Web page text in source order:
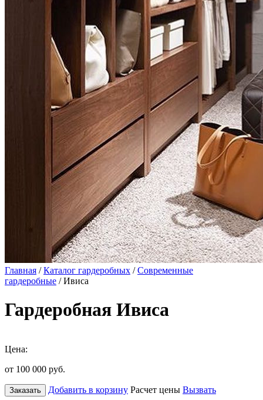
Главная /Каталог гардеробных /Современные
гардеробные / Ивиса
Гардеробная Ивиса
Цена:
от 100 000 руб.
Заказать Добавить в корзину Расчет цены Вызвать